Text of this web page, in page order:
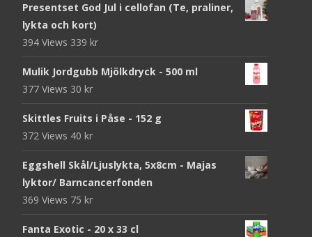
Presentset God Jul i cellofan (Te, praliner,
lykta och kort)
394 Views 339 kr
Mulik Jordgubb Mjölkdryck - 500 ml
377 Views 30 kr
Skittles Fruits i Påse - 152 g
372 Views 40 kr
Eggshell Skål/Ljuslykta, 5x8cm - Majas
lyktor/ Barncancerfonden
369 Views 75 kr
Fanta Exotic - 20 x 33 cl